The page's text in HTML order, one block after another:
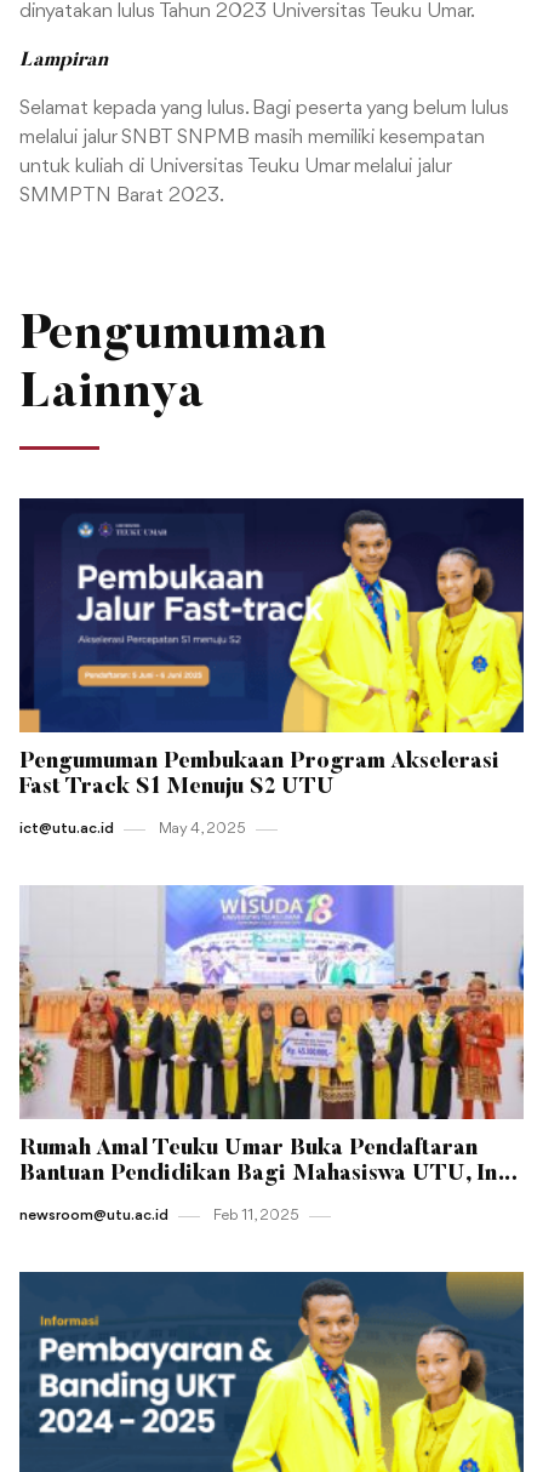
dinyatakan lulus Tahun 2023 Universitas Teuku Umar.
Lampiran
Selamat kepada yang lulus. Bagi peserta yang belum lulus
melalui jalur SNBT SNPMB masih memiliki kesempatan
untuk kuliah di Universitas Teuku Umar melalui jalur
SMMPTN Barat 2023.
Pengumuman
Lainnya
Pengumuman Pembukaan Program Akselerasi
Fast Track S1 Menuju S2 UTU
ict@utu.ac.id May 4 , 2025
Rumah Amal Teuku Umar Buka Pendaftaran
Bantuan Pendidikan Bagi Mahasiswa UTU, Ini
newsroom@utu.ac.id Feb 11 , 2025